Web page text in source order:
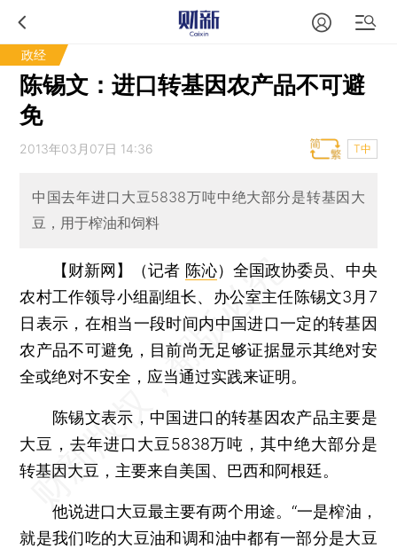
政经
陈锡文：进口转基因农产品不可避
免
2013年03月07日 14:36 T中
中国去年进口大豆5838万吨中绝大部分是转基因大
豆，用于榨油和饲料
【财新网】（记者 陈沁） 全国政协委员、中央
农村工作领导小组副组长、办公室主任陈锡文3月7
日表示，在相当一段时间内中国进口一定的转基因
农产品不可避免，目前尚无足够证据显示其绝对安
全或绝对不安全，应当通过实践来证明。
陈锡文表示，中国进口的转基因农产品主要是
大豆，去年进口大豆5838万吨，其中绝大部分是
转基因大豆，主要来自美国、巴西和阿根廷。
他说进口大豆最主要有两个用途。“一是榨油，
就是我们吃的大豆油和调和油中都有一部分是大豆